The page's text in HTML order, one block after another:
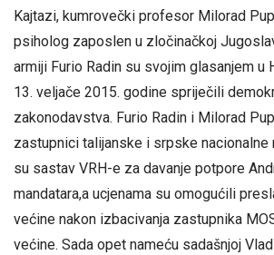
Kajtazi, kumrovečki profesor Milorad
psiholog zaposlen u zločinačkoj
armiji Furio Radin su svojim glasanjem u
13. veljače 2015. godine spriječili
zakonodavstva. Furio Radin i Milorad
zastupnici talijanske i srpske nacionalne
su sastav VRH-e za davanje potpore
mandatara,a ucjenama su omogućili
većine nakon izbacivanja zastupnika
većine. Sada opet nameću sadašnjoj